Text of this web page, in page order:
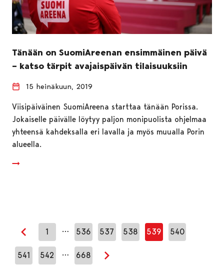
Tänään on SuomiAreenan ensimmäinen päivä
– katso tärpit avajaispäivän tilaisuuksiin
15 heinäkuun, 2019
Viisipäiväinen SuomiAreena starttaa tänään Porissa.
Jokaiselle päivälle löytyy paljon monipuolista ohjelmaa
yhteensä kahdeksalla eri lavalla ja myös muualla Porin
alueella.
Edellinen sivu
1 … 536 537 538 539 540
541 542 … 668
Seuraava sivu